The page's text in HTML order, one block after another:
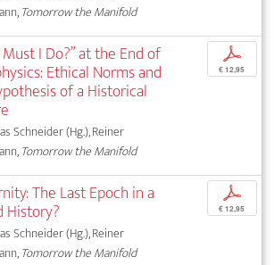
Tomorrow the Manifold
I Do?” at the End of
Ethical Norms and
of a Historical
Schneider (Hg.), Reiner
Tomorrow the Manifold
p
€ 12,95
The Last Epoch in a
History?
Schneider (Hg.), Reiner
Tomorrow the Manifold
p
€ 12,95